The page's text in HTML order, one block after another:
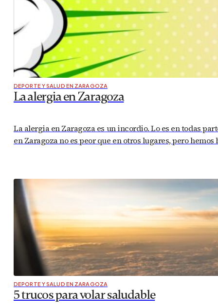
DEPORTE Y SALUD EN ZARAGOZA
La alergia en Zaragoza
La alergia en Zaragoza es un incordio. Lo es en todas
en Zaragoza no es peor que en otros lugares, pero
DEPORTE Y SALUD EN ZARAGOZA
5 trucos para volar saludable